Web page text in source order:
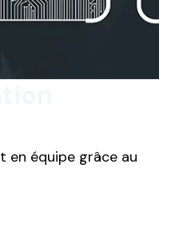
en équipe grâce au